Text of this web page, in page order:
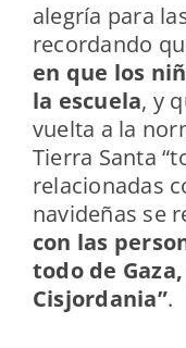
alegría para
recordando
en que los
la escuela, y
vuelta a la
Tierra Santa
relacionadas
navideñas se
con las
todo de
Cisjordania”.